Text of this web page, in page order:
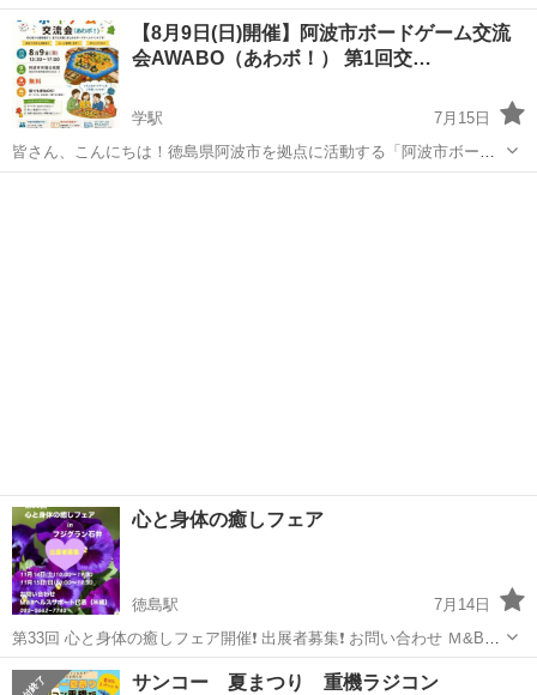
病気を防ぐには何ができる？ ・ワクチンについても様々な情報があっ
て迷う… そんなことはありませんか？ 今は情報があふれる時代だから
こそ、「何を信じるか...
徳島 徳島市 二軒屋駅 その他 少人数
【8月9日(日)開催】阿波市ボードゲーム交流
会AWABO（あわボ！） 第1回交…
学駅
7月15日
皆さん、こんにちは！徳島県阿波市を拠点に活動する「阿波市ボード
ゲーム交流会AWABO（あわボ！）」です。 ​この度、記念すべき「阿
心と身体の癒しフェア
徳島駅
7月14日
第33回 心と身体の癒しフェア開催❗️ 出展者募集❗️ お問い合わせ Ｍ&Bヘ
ルスサポート 080−5662−7740（米崎）
徳島 徳島市 その他
サンコー 夏まつり 重機ラジコン